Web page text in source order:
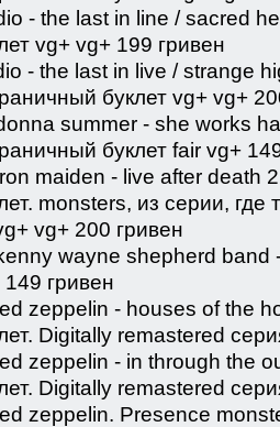
- the last in line / sacred
vg+ vg+ 199 гривен
- the last in live / strange
буклет vg+ vg+
summer - she works
буклет fair vg+
maiden - live after death
monsters, из серии,
vg+ 200 гривен
wayne shepherd band
гривен
zeppelin - houses of the
Digitally remastered
zeppelin - in through the
Digitally remastered
zeppelin. Presence